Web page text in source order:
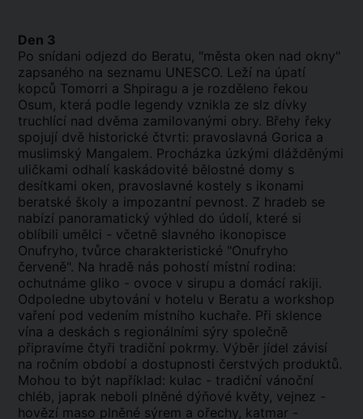
Den 3
Po snídani odjezd do Beratu, "města oken nad okny"
zapsaného na seznamu UNESCO. Leží na úpatí
kopců Tomorri a Shpiragu a je rozděleno řekou
Osum, která podle legendy vznikla ze slz dívky
truchlící nad dvěma zamilovanými obry. Břehy řeky
spojují dvě historické čtvrti: pravoslavná Gorica a
muslimský Mangalem. Procházka úzkými dlážděnými
uličkami odhalí kaskádovité bělostné domy s
desítkami oken, pravoslavné kostely s ikonami
beratské školy a impozantní pevnost. Z hradeb se
nabízí panoramatický výhled do údolí, které si
oblíbili umělci - včetně slavného ikonopisce
Onufryho, tvůrce charakteristické "Onufryho
červeně". Na hradě nás pohostí místní rodina:
ochutnáme gliko - ovoce v sirupu a domácí rakiji.
Odpoledne ubytování v hotelu v Beratu a workshop
vaření pod vedením místního kuchaře. Při sklence
vína a deskách s regionálními sýry společně
připravíme čtyři tradiční pokrmy. Výběr jídel závisí
na ročním období a dostupnosti čerstvých produktů.
Mohou to být například: kulac - tradiční vánoční
chléb, japrak neboli plněné dýňové květy, vejnez -
hovězí maso plněné sýrem a ořechy, katmar -